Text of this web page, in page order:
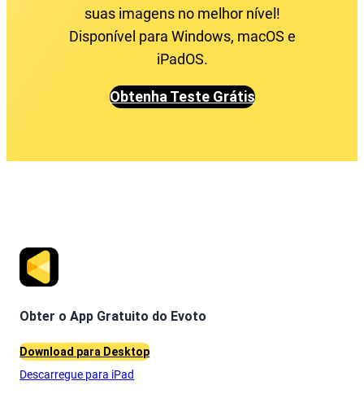
suas imagens no melhor nível!
Disponível para Windows, macOS e
iPadOS.
Obtenha Teste Grátis
Obter o App Gratuito do Evoto
Download para Desktop
Descarregue para iPad